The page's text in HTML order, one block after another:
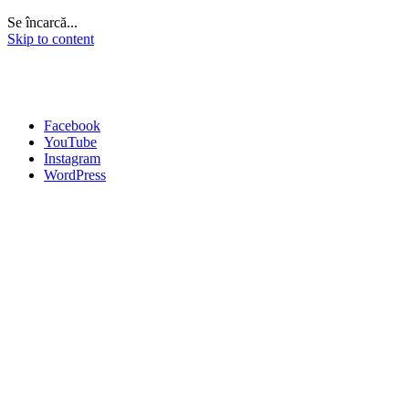
Se încarcă...
Skip to content
Facebook
YouTube
Instagram
WordPress